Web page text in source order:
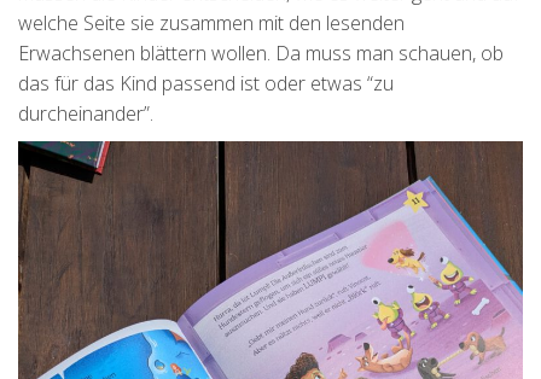
welche Seite sie zusammen mit den lesenden
Erwachsenen blättern wollen. Da muss man schauen, ob
das für das Kind passend ist oder etwas “zu
durcheinander”.